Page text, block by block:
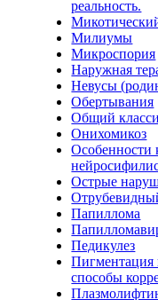
реальность.
Милиумы
Микроспория
Наружная
Невусы
Обертывания
Общий
Онихомикоз
Особенности
Острые
Папиллома
Педикулез
способы